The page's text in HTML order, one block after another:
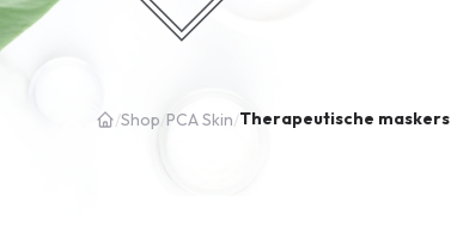
/Shop PCA Skin/Therapeutische maskers